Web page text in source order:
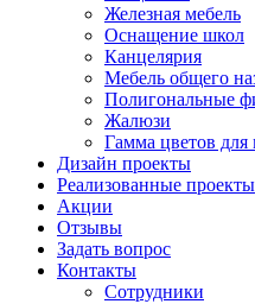
Железная мебель
Оснащение школ
Канцелярия
Мебель общего
Полигональные
Жалюзи
Гамма цветов для
Дизайн проекты
Реализованные проекты
Акции
Отзывы
Задать вопрос
Контакты
Сотрудники